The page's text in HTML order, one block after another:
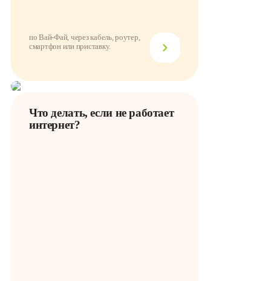
по Вай-Фай, через кабель, роутер,
смартфон или приставку.
Что делать, если не работает
интернет?